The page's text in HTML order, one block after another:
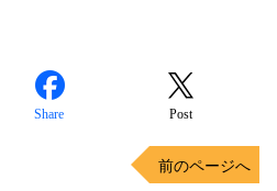
Share Post
前のページへ